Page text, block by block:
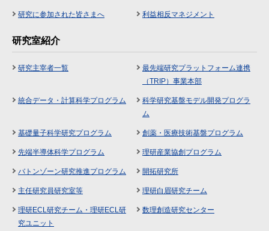
研究に参加された皆さまへ 利益相反マネジメント
研究室紹介
研究主宰者一覧
最先端研究プラットフォーム連携
（TRIP）事業本部
統合データ・計算科学プログラム
科学研究基盤モデル開発プログラ
ム
基礎量子科学研究プログラム 創薬・医療技術基盤プログラム
先端半導体科学プログラム 理研産業協創プログラム
バトンゾーン研究推進プログラム 開拓研究所
主任研究員研究室等 理研白眉研究チーム
理研ECL研究チーム・理研ECL研
究ユニット
数理創造研究センター